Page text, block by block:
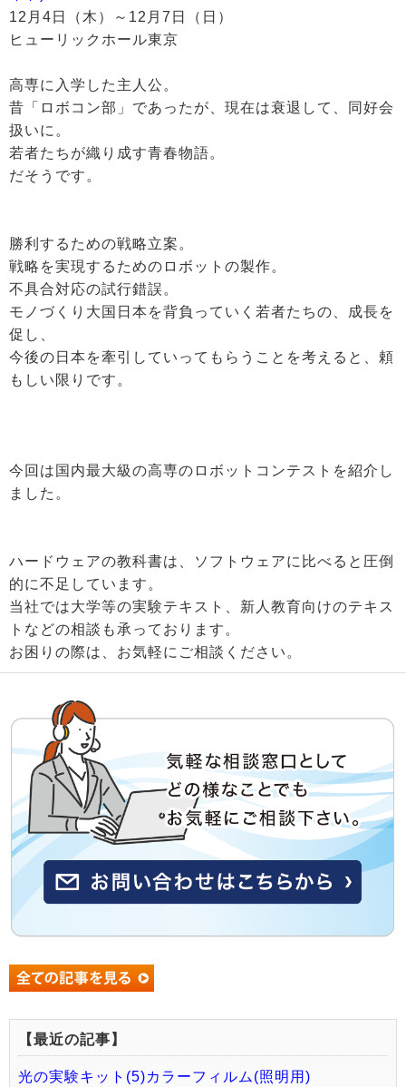
12月4日（木）～12月7日（日）
ヒューリックホール東京
高専に入学した主人公。
昔「ロボコン部」であったが、現在は衰退して、同好会
扱いに。
若者たちが織り成す青春物語。
だそうです。
勝利するための戦略立案。
戦略を実現するためのロボットの製作。
不具合対応の試行錯誤。
モノづくり大国日本を背負っていく若者たちの、成長を
促し、
今後の日本を牽引していってもらうことを考えると、頼
もしい限りです。
今回は国内最大級の高専のロボットコンテストを紹介し
ました。
ハードウェアの教科書は、ソフトウェアに比べると圧倒
的に不足しています。
当社では大学等の実験テキスト、新人教育向けのテキス
トなどの相談も承っております。
お困りの際は、お気軽にご相談ください。
【最近の記事】
光の実験キット(5)カラーフィルム(照明用)